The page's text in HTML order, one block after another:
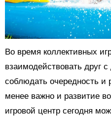
Во время коллективных
взаимодействовать друг
соблюдать очередность и
менее важно и развитие
игровой центр сегодня